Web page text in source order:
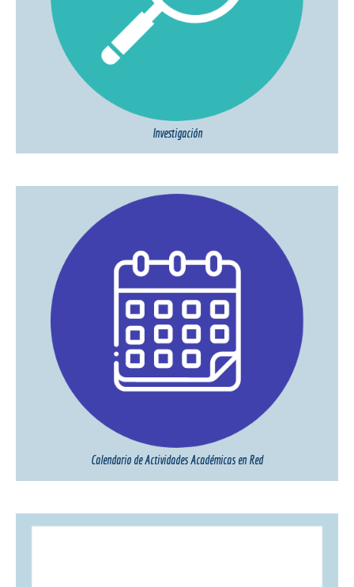
Investigación
Calendario de Actividades Académicas en Red